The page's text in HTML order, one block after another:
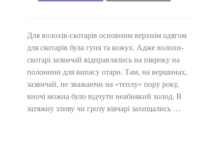
Для волохів-скотарів основним верхнім одягом
для скотарів була гуня та кожух. Адже волохи-
скотарі зазвичай відправлялись на півроку на
полонини для випасу отари. Там, на вершинах,
зазвичай, не зважаючи на «теплу» пору року,
вночі можна було відчути неабиякий холод. В
затяжну зливу чи грозу вівчарі захищались …